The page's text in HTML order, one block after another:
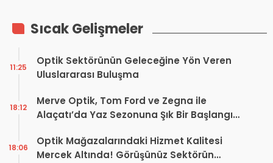
Sıcak Gelişmeler
Optik Sektörünün Geleceğine Yön Veren
Uluslararası Buluşma
11:25
Merve Optik, Tom Ford ve Zegna ile
Alaçatı’da Yaz Sezonuna Şık Bir Başlangıç ​​
18:12
Optik Mağazalarındaki Hizmet Kalitesi
Mercek Altında! Görüşünüz Sektörün
18:06